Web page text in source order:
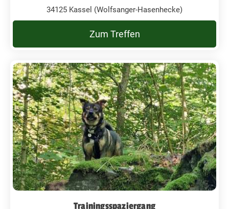
34125 Kassel (Wolfsanger-Hasenhecke)
Zum Treffen
Trainingsspaziergang